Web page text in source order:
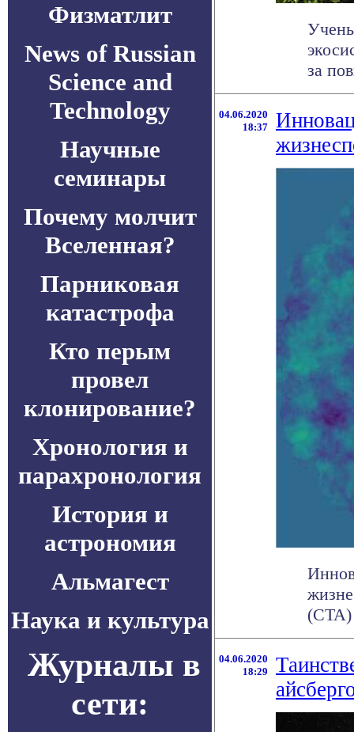
Физматлит
News of Russian
Science and
Technology
Научные
семинары
Почему молчит
Вселенная?
Парниковая
катастрофа
Кто перым
провел
клонирование?
Хронология и
парахронология
История и
астрономия
Альмагест
Наука и культура
Журналы в
сети:
за
04.06.2020
18:37
04.06.2020
18:29